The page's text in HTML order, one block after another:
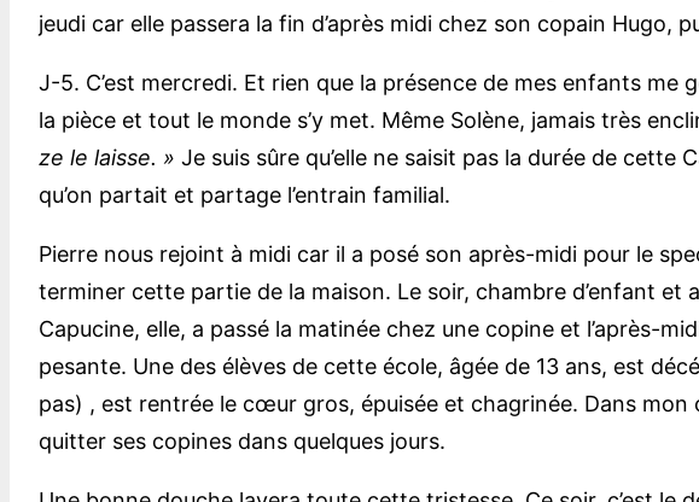
jeudi car elle passera la fin d’après midi chez son copain Hugo,
J-5. C’est mercredi. Et rien que la présence de mes enfants
la pièce et tout le monde s’y met. Même Solène, jamais très
ze le laisse. » Je suis sûre qu’elle ne saisit pas la durée de cette
qu’on partait et partage l’entrain familial.
Pierre nous rejoint à midi car il a posé son après-midi pour le
terminer cette partie de la maison. Le soir, chambre d’enfant
Capucine, elle, a passé la matinée chez une copine et l’après-
pesante. Une des élèves de cette école, âgée de 13 ans, est
pas) , est rentrée le cœur gros, épuisée et chagrinée. Dans mon
quitter ses copines dans quelques jours.